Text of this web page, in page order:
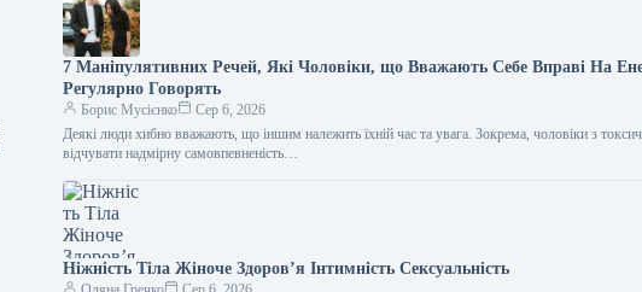
7 Маніпулятивних Речей, Які Чоловіки, що Вважають Себе Вправі На
Регулярно Говорять
Борис Мусієнко
Сер 6, 2026
Деякі люди хибно вважають, що іншим належить їхній час та увага. Зокрема, чоловіки з
відчувати надмірну самовпевненість…
Ніжність Тіла Жіноче Здоров’я Інтимність Сексуальність